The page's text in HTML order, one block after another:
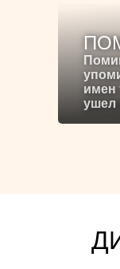
имен
ушел